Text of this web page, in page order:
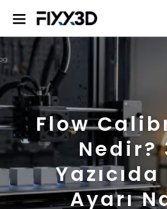
Flow
Nedir?
Yazıcıda
Ayarı